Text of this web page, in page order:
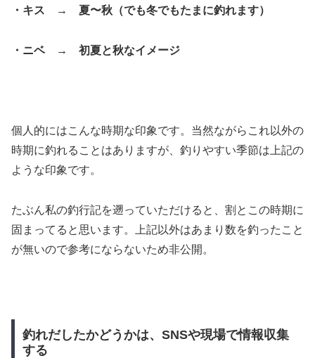
・キス → 夏〜秋（でも冬でもたまに釣れます）
・ニベ → 初夏と秋なイメージ
個人的にはこんな時期な印象です。当然ながらこれ以外の
時期に釣れることはありますが、釣りやすい季節は上記の
ような印象です。
たぶん私の釣行記を遡っていただけると、割とこの時期に
固まってると思います。上記以外はあまり数を釣ったこと
が無いので参考にならないため非公開。
釣れだしたかどうかは、SNSや現場で情報収集
する